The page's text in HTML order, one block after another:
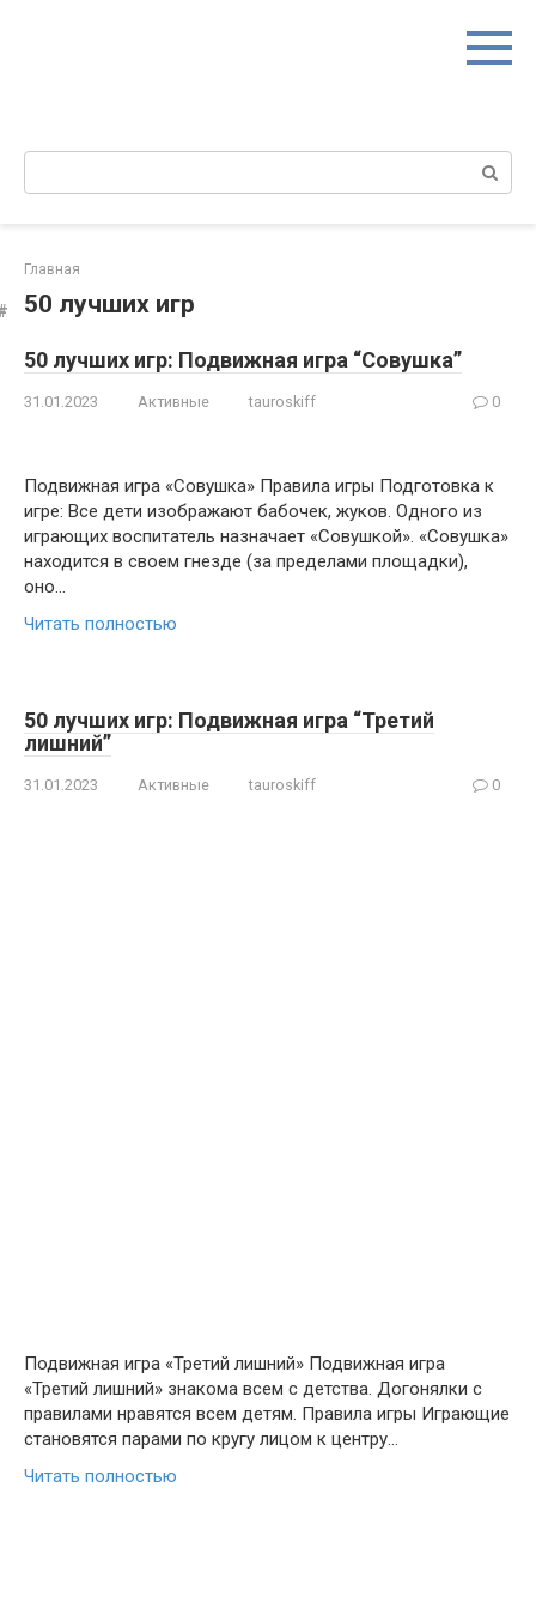
Поиск:
Главная
50 лучших игр
50 лучших игр: Подвижная игра “Совушка”
31.01.2023 Активные tauroskiff 0
Подвижная игра «Совушка» Правила игры Подготовка к
игре: Все дети изображают бабочек, жуков. Одного из
играющих воспитатель назначает «Совушкой». «Совушка»
находится в своем гнезде (за пределами площадки),
оно…
Читать полностью
50 лучших игр: Подвижная игра “Третий
лишний”
31.01.2023 Активные tauroskiff 0
Подвижная игра «Третий лишний» Подвижная игра
«Третий лишний» знакома всем с детства. Догонялки с
правилами нравятся всем детям. Правила игры Играющие
становятся парами по кругу лицом к центру…
Читать полностью